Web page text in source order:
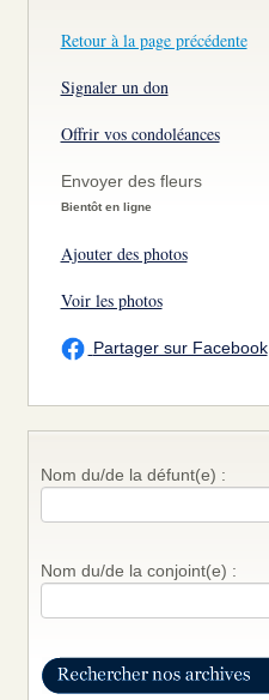
Retour à la page précédente
Signaler un don
Offrir vos condoléances
Envoyer des fleurs
Bientôt en ligne
Ajouter des photos
Voir les photos
Partager sur Facebook
Nom du/de la défunt(e) :
Nom du/de la conjoint(e) :